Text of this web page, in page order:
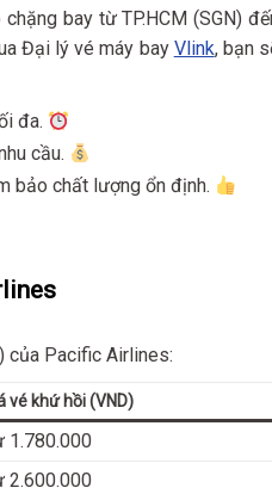
bay từ TP.HCM (SGN)
Đại lý vé máy bay Vlink, bạn
đa.
cầu.
bảo chất lượng ổn định.
của Pacific Airlines:
vé khứ hồi (VND)
1.780.000
2.600.000